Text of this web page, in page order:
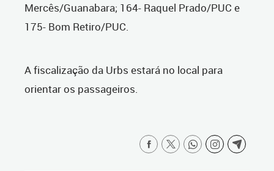
Mercês/Guanabara; 164- Raquel Prado/PUC e
175- Bom Retiro/PUC.
A fiscalização da Urbs estará no local para
orientar os passageiros.